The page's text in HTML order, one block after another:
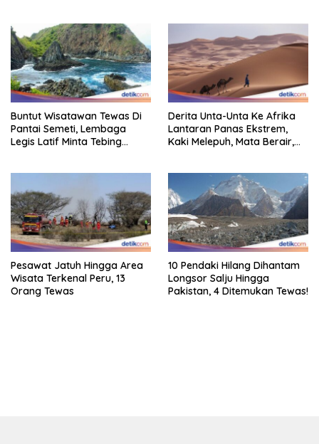
Buntut Wisatawan Tewas Di
Pantai Semeti, Lembaga
Legis Latif Minta Tebing
Derita Unta-Unta Ke Afrika
Lantaran Panas Ekstrem,
Kaki Melepuh, Mata Berair,
Pesawat Jatuh Hingga Area
Wisata Terkenal Peru, 13
Orang Tewas
10 Pendaki Hilang Dihantam
Longsor Salju Hingga
Pakistan, 4 Ditemukan Tewas!